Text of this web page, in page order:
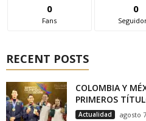
0
Fans
0
RECENT POSTS
COLOMBIA Y
PRIMEROS
Actualidad agosto